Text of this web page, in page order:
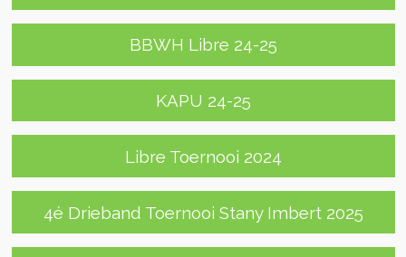
BBWH Libre 24-25
KAPU 24-25
Libre Toernooi 2024
4é Drieband Toernooi Stany Imbert 2025